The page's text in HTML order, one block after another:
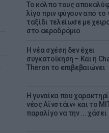
Το κόλπο τους
λίγο πριν φύγουν από το
ταξίδι τελείωσε με
στο αεροδρόμιο
Η νέα σχέση δεν έχει
συγκατοίκηση – Και η
Theron το επιβεβαιώνει
Η γυναίκα που
νέος Αϊνστάιν» και το
παραλίγο να την ... χάσει